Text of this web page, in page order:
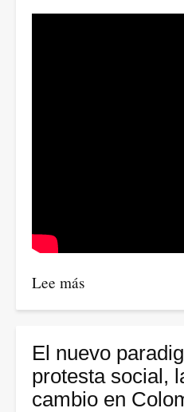
Lee más
Petro:
nos
aislamos,
nos
El nuevo
protesta social,
cambio en